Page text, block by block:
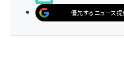
優先するニュース